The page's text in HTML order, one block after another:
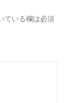
ている欄は必須